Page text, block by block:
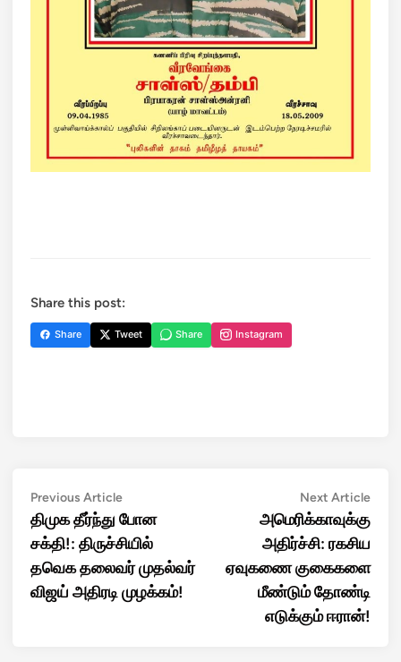
Share this post:
Share Tweet Share Instagram
Post
navigation
Previous ArticlePrevious
article:
திமுக தீர்ந்து போன
சக்தி!: திருச்சியில்
தவெக தலைவர் முதல்வர்
விஜய் அதிரடி முழக்கம்!
Next ArticleNext
அமெரிக்காவுக்கு
அதிர்ச்சி: ரகசிய
ஏவுகணை குகைகளை
மீண்டும் தோண்டி
எடுக்கும் ஈரான்!